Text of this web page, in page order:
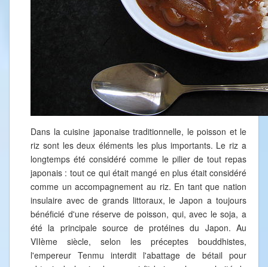
Dans la cuisine japonaise traditionnelle, le poisson et le
riz sont les deux éléments les plus importants. Le riz a
longtemps été considéré comme le pilier de tout repas
japonais : tout ce qui était mangé en plus était considéré
comme un accompagnement au riz. En tant que nation
insulaire avec de grands littoraux, le Japon a toujours
bénéficié d'une réserve de poisson, qui, avec le soja, a
été la principale source de protéines du Japon. Au
VIIème siècle, selon les préceptes bouddhistes,
l'empereur Tenmu interdit l'abattage de bétail pour